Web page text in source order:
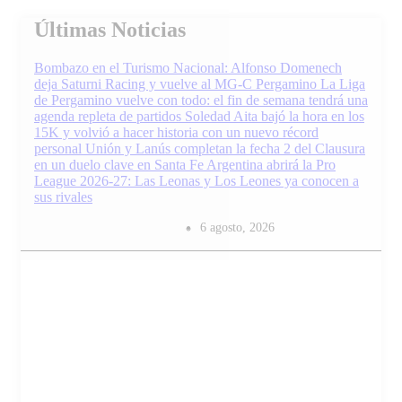
Últimas Noticias
Bombazo en el Turismo Nacional: Alfonso Domenech
deja Saturni Racing y vuelve al MG-C Pergamino La Liga
de Pergamino vuelve con todo: el fin de semana tendrá una
agenda repleta de partidos Soledad Aita bajó la hora en los
15K y volvió a hacer historia con un nuevo récord
personal Unión y Lanús completan la fecha 2 del Clausura
en un duelo clave en Santa Fe Argentina abrirá la Pro
League 2026-27: Las Leonas y Los Leones ya conocen a
sus rivales
6 agosto, 2026